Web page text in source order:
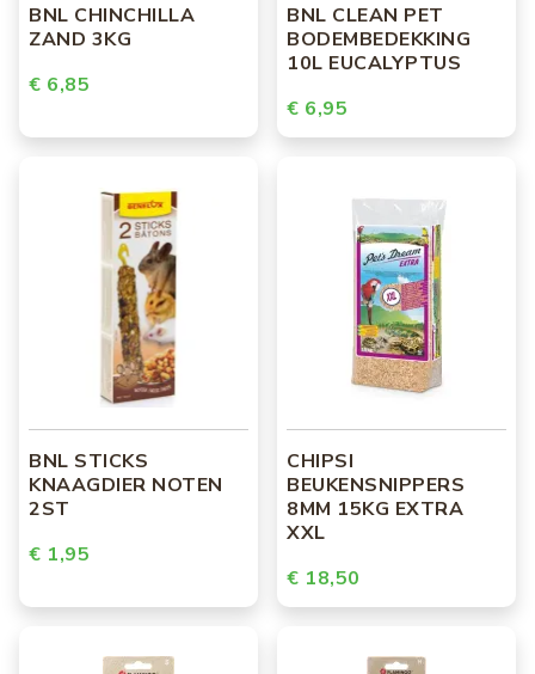
BNL CHINCHILLA
ZAND 3KG
€ 6,85
BNL CLEAN PET
BODEMBEDEKKING
10L EUCALYPTUS
€ 6,95
BNL STICKS
KNAAGDIER NOTEN
2ST
€ 1,95
CHIPSI
BEUKENSNIPPERS
8MM 15KG EXTRA
XXL
€ 18,50